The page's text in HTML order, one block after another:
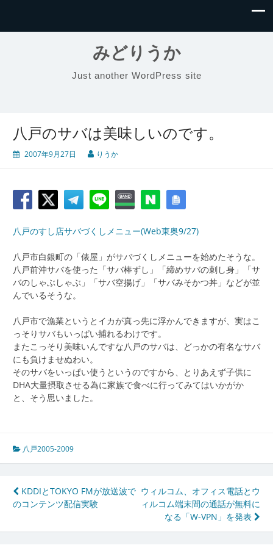
みどりうか
Just another WordPress site
八戸のサバは美味しいのです。
2007年9月27日 りうか
八戸のすし店サバづくしメニュー(Web東奥9/27)
八戸市白銀町の「俵屋」がサバづくしメニューを始めたそうな。
八戸前沖サバを使った「サバ棒ずし」「締めサバの刺し身」「サ
バのしゃぶしゃぶ」「サバ空揚げ」「サバみそかつ丼」などが並
んでいるそうな。
八戸市で漁業というとイカが真っ先に浮かんできますが、実はこ
っそりサバもいっぱい捕れるわけです。
またこっそり美味いんですな八戸のサバは、どっかの有名なサバ
にも負けませぬわい。
そのサバをいっぱい使うというのですから、とりあえず子供に
DHA大量摂取させる為に家族で食べに行ってみてはいかがか
と、そう思いました。
八戸2005-2009
投
稿
ナ
KDDIとTOKYO FMが放送波で
のコンテンツ配信実験
ウィルコム、オフィス電話とウ
ィルコム端末間の通話が無料に
なる「W-VPN」を発表